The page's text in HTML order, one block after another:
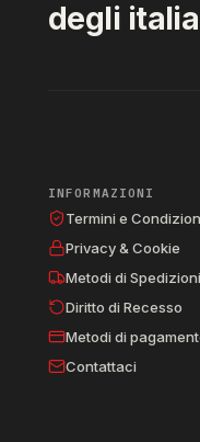
degli
INFORMAZIONI
Termini e
Privacy & Cookie
Metodi di Spedizioni
Diritto di Recesso
Metodi di
Contattaci